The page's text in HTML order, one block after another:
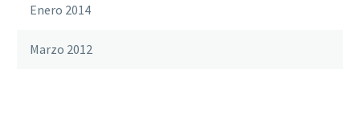
Enero 2014
Marzo 2012